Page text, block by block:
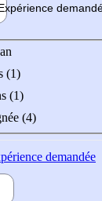
(1)
(1)
(4)
demandée